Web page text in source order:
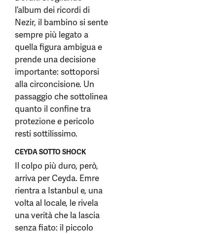
l’album dei ricordi di
Nezir, il bambino si sente
sempre più legato a
quella figura ambigua e
prende una decisione
importante: sottoporsi
alla circoncisione. Un
passaggio che sottolinea
quanto il confine tra
protezione e pericolo
resti sottilissimo.
CEYDA SOTTO SHOCK
Il colpo più duro, però,
arriva per Ceyda. Emre
rientra a Istanbul e, una
volta al locale, le rivela
una verità che la lascia
senza fiato: il piccolo